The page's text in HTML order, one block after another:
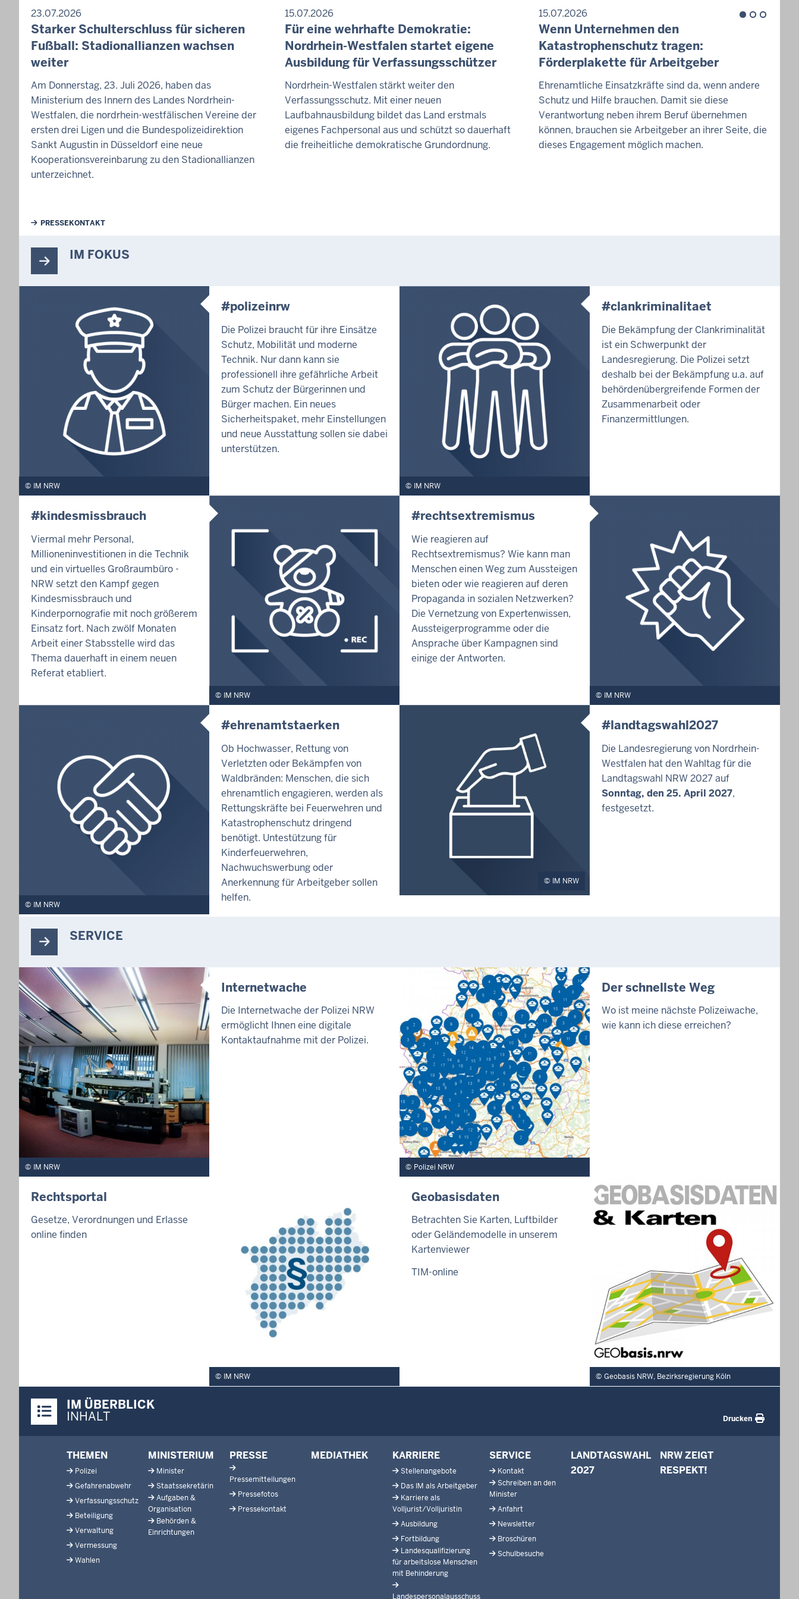
23.07.2026
Starker Schulterschluss für sicheren
Fußball: Stadionallianzen wachsen
weiter
Am Donnerstag, 23. Juli 2026, haben das
Ministerium des Innern des Landes Nordrhein-
Westfalen, die nordrhein-westfälischen Vereine der
ersten drei Ligen und die Bundespolizeidirektion
Sankt Augustin in Düsseldorf eine neue
Kooperationsvereinbarung zu den Stadionallianzen
unterzeichnet.
15.07.2026
Für eine wehrhafte Demokratie:
Nordrhein-Westfalen startet eigene
Ausbildung für Verfassungsschützer
Nordrhein-Westfalen stärkt weiter den
Verfassungsschutz. Mit einer neuen
Laufbahnausbildung bildet das Land erstmals
eigenes Fachpersonal aus und schützt so dauerhaft
die freiheitliche demokratische Grundordnung.
15.07.2026
Wenn Unternehmen den
Katastrophenschutz tragen:
Förderplakette für Arbeitgeber
Ehrenamtliche Einsatzkräfte sind da, wenn andere
Schutz und Hilfe brauchen. Damit sie diese
Verantwortung neben ihrem Beruf übernehmen
können, brauchen sie Arbeitgeber an ihrer Seite, die
dieses Engagement möglich machen.
Weiterführende Links
PRESSEKONTAKT
IM FOKUS
IM NRW
#polizeinrw
Die Polizei braucht für ihre Einsätze
Schutz, Mobilität und moderne
Technik. Nur dann kann sie
professionell ihre gefährliche Arbeit
zum Schutz der Bürgerinnen und
Bürger machen. Ein neues
Sicherheitspaket, mehr Einstellungen
und neue Ausstattung sollen sie dabei
unterstützen.
IM NRW
#clankriminalitaet
Die Bekämpfung der Clankriminalität
ist ein Schwerpunkt der
Landesregierung. Die Polizei setzt
deshalb bei der Bekämpfung u.a. auf
behördenübergreifende Formen der
Zusammenarbeit oder
Finanzermittlungen.
IM NRW
#kindesmissbrauch
Viermal mehr Personal,
Millioneninvestitionen in die Technik
und ein virtuelles Großraumbüro -
NRW setzt den Kampf gegen
Kindesmissbrauch und
Kinderpornografie mit noch größerem
Einsatz fort. Nach zwölf Monaten
Arbeit einer Stabsstelle wird das
Thema dauerhaft in einem neuen
Referat etabliert.
IM NRW
#rechtsextremismus
Wie reagieren auf
Rechtsextremismus? Wie kann man
Menschen einen Weg zum Aussteigen
bieten oder wie reagieren auf deren
Propaganda in sozialen Netzwerken?
Die Vernetzung von Expertenwissen,
Aussteigerprogramme oder die
Ansprache über Kampagnen sind
einige der Antworten.
IM NRW
#ehrenamtstaerken
Ob Hochwasser, Rettung von
Verletzten oder Bekämpfen von
Waldbränden: Menschen, die sich
ehrenamtlich engagieren, werden als
Rettungskräfte bei Feuerwehren und
Katastrophenschutz dringend
benötigt. Untestützung für
Kinderfeuerwehren,
Nachwuchswerbung oder
Anerkennung für Arbeitgeber sollen
helfen.
IM NRW
#landtagswahl2027
Die Landesregierung von Nordrhein-
Westfalen hat den Wahltag für die
Landtagswahl NRW 2027 auf
Sonntag, den 25. April 2027,
festgesetzt.
SERVICE
IM NRW
Internetwache
Die Internetwache der Polizei NRW
ermöglicht Ihnen eine digitale
Kontaktaufnahme mit der Polizei.
Polizei NRW
Der schnellste Weg
Wo ist meine nächste Polizeiwache,
wie kann ich diese erreichen?
IM NRW
Rechtsportal
Gesetze, Verordnungen und Erlasse
online finden
Geobasis NRW, Bezirksregierung Köln
Geobasisdaten
Betrachten Sie Karten, Luftbilder
oder Geländemodelle in unserem
Kartenviewer
TIM-online
Inhalte
IM ÜBERBLICK
INHALT Drucken
THEMEN
Polizei
Gefahrenabwehr
Verfassungsschutz
Beteiligung
Verwaltung
Vermessung
Wahlen
MINISTERIUM
Minister
Staatssekretärin
Aufgaben &
Organisation
Behörden &
Einrichtungen
PRESSE
Pressemitteilungen
Pressefotos
Pressekontakt
MEDIATHEK KARRIERE
Stellenangebote
Das IM als Arbeitgeber
Karriere als
Volljurist/Volljuristin
Ausbildung
Fortbildung
Landesqualifizierung
für arbeitslose Menschen
mit Behinderung
Landespersonalausschuss
SERVICE
Kontakt
Schreiben an den
Minister
Anfahrt
Newsletter
Broschüren
Schulbesuche
LANDTAGSWAHL
2027
NRW ZEIGT
RESPEKT!